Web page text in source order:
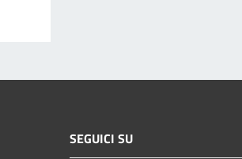
SEGUICI SU